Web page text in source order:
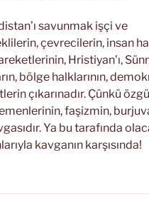
savunmak işçi ve
çevrecilerin, insan
Hristiyan’ı,
bölge halklarının,
çıkarınadır. Çünkü
faşizmin,
Ya bu tarafında
kavganın karşısında!